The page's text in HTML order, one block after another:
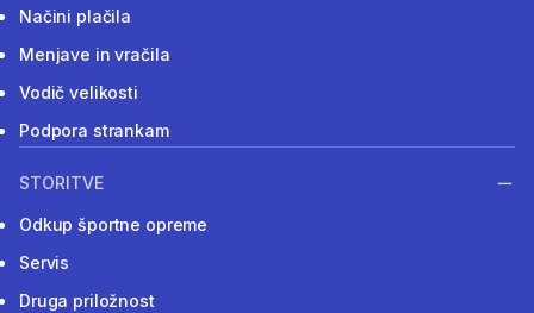
Načini plačila
Menjave in vračila
Vodič velikosti
Podpora strankam
STORITVE
Odkup športne opreme
Servis
Druga priložnost